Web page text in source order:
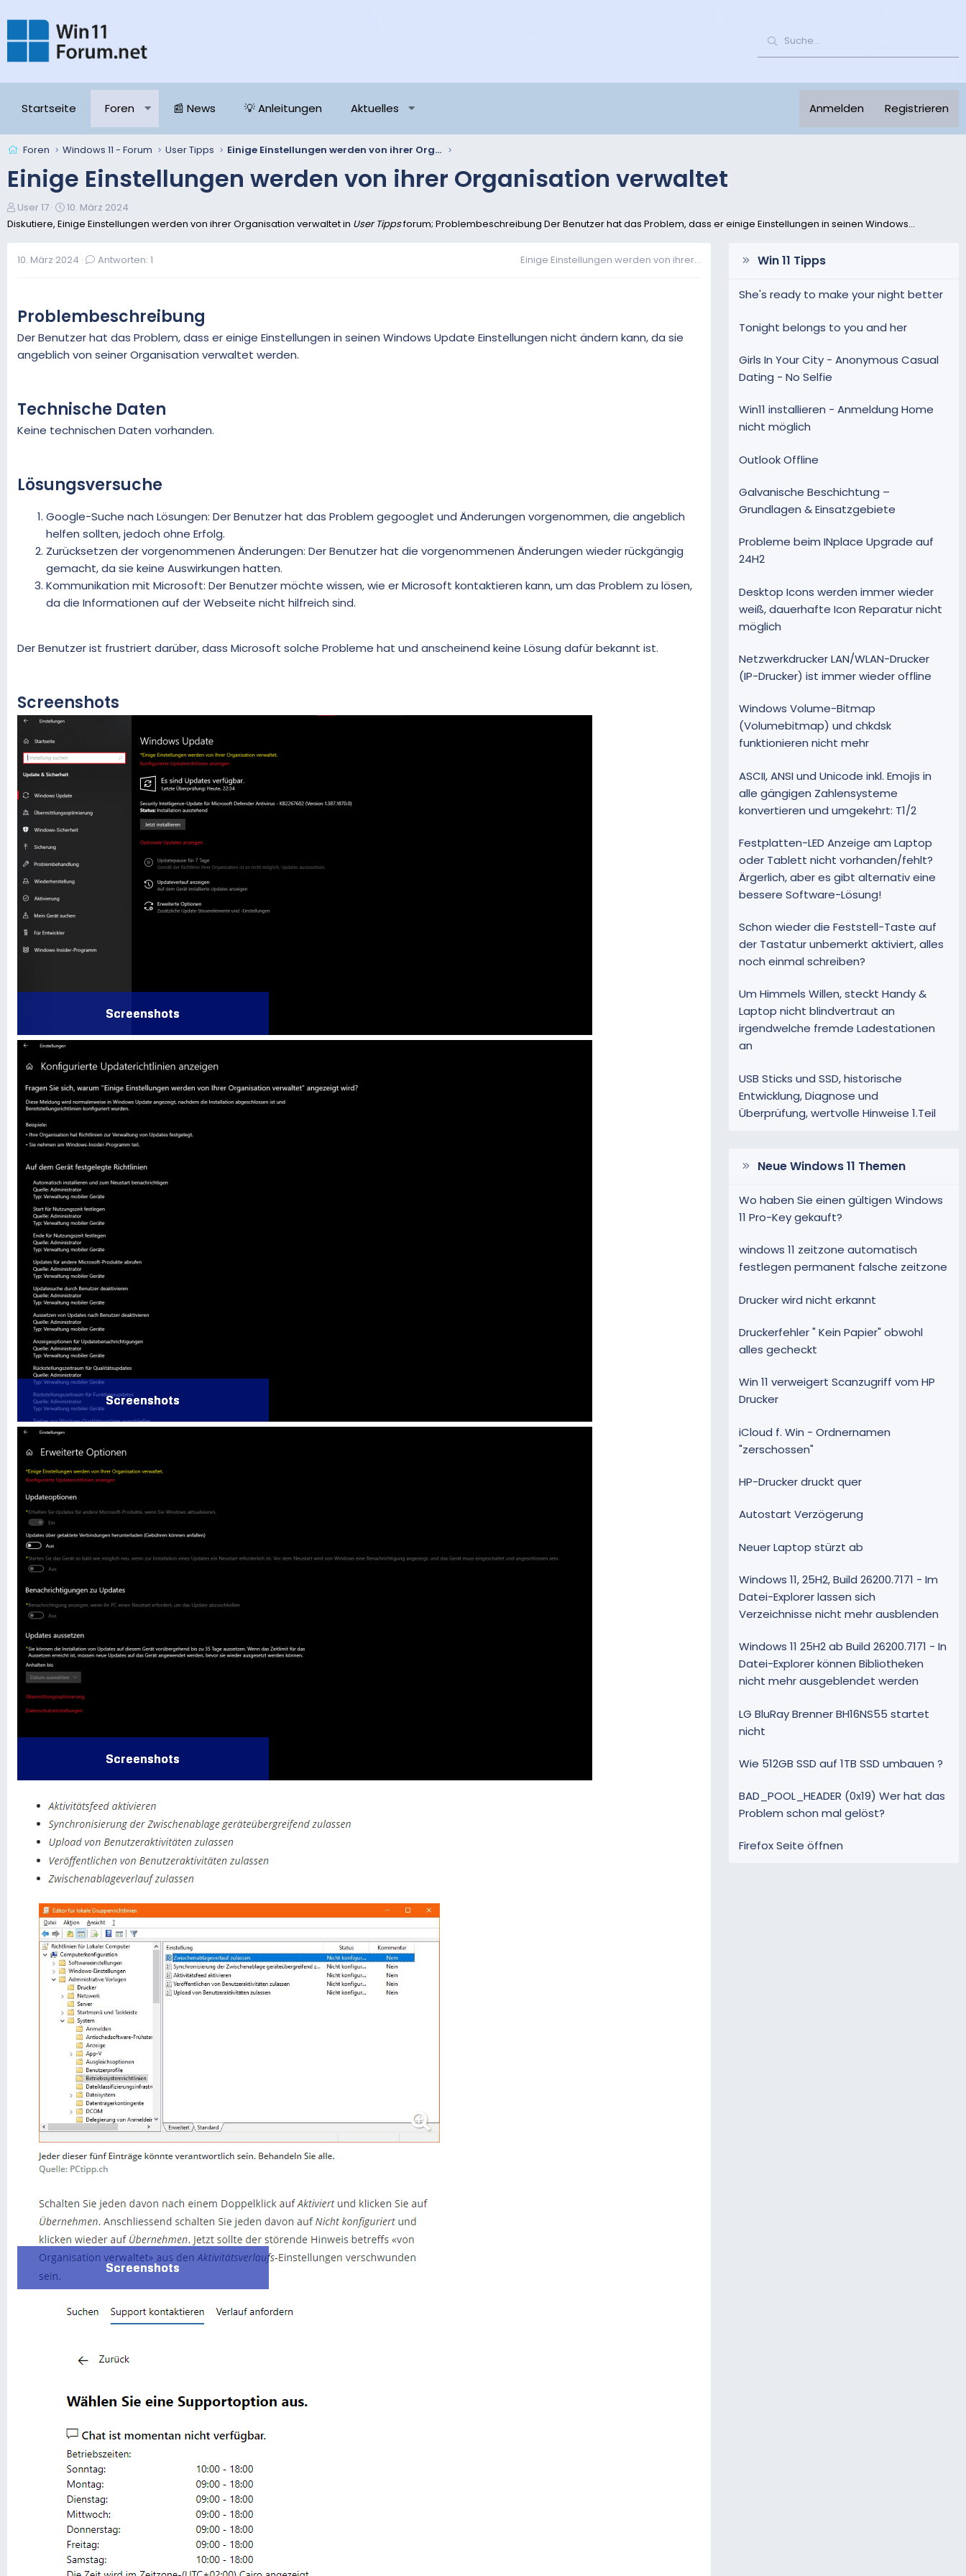
Startseite Foren 📰 News 💡 Anleitungen Aktuelles Anmelden Registrieren
Foren Windows 11 - Forum User Tipps Einige Einstellungen werden von ihrer Organisation verwaltet
Einige Einstellungen werden von ihrer Organisation verwaltet
E
r
e
e
r
User 17
E
r
e
a
m
10. März 2024
Diskutiere, Einige Einstellungen werden von ihrer Organisation verwaltet in User Tippsforum; Problembeschreibung Der Benutzer hat das Problem, dass er einige Einstellungen in seinen Windows...
10. März 2024 Antworten: 1 Einige Einstellungen werden von ihrer...
Problembeschreibung
Der Benutzer hat das Problem, dass er einige Einstellungen in seinen Windows Update Einstellungen nicht ändern kann, da sie
angeblich von seiner Organisation verwaltet werden.
Technische Daten
Keine technischen Daten vorhanden.
Lösungsversuche
Google-Suche nach Lösungen: Der Benutzer hat das Problem gegooglet und Änderungen vorgenommen, die angeblich
helfen sollten, jedoch ohne Erfolg.
Zurücksetzen der vorgenommenen Änderungen: Der Benutzer hat die vorgenommenen Änderungen wieder rückgängig
gemacht, da sie keine Auswirkungen hatten.
Kommunikation mit Microsoft: Der Benutzer möchte wissen, wie er Microsoft kontaktieren kann, um das Problem zu lösen,
da die Informationen auf der Webseite nicht hilfreich sind.
Der Benutzer ist frustriert darüber, dass Microsoft solche Probleme hat und anscheinend keine Lösung dafür bekannt ist.
Screenshots
Win 11 Tipps
She's ready to make your night better
Tonight belongs to you and her
Girls In Your City - Anonymous Casual
Dating - No Selfie
Win11 installieren - Anmeldung Home
nicht möglich
Outlook Offline
Galvanische Beschichtung –
Grundlagen & Einsatzgebiete
Probleme beim INplace Upgrade auf
24H2
Desktop Icons werden immer wieder
weiß, dauerhafte Icon Reparatur nicht
möglich
Netzwerkdrucker LAN/WLAN-Drucker
(IP-Drucker) ist immer wieder offline
Windows Volume-Bitmap
(Volumebitmap) und chkdsk
funktionieren nicht mehr
ASCII, ANSI und Unicode inkl. Emojis in
alle gängigen Zahlensysteme
konvertieren und umgekehrt: T1/2
Festplatten-LED Anzeige am Laptop
oder Tablett nicht vorhanden/fehlt?
Ärgerlich, aber es gibt alternativ eine
bessere Software-Lösung!
Schon wieder die Feststell-Taste auf
der Tastatur unbemerkt aktiviert, alles
noch einmal schreiben?
Um Himmels Willen, steckt Handy &
Laptop nicht blindvertraut an
irgendwelche fremde Ladestationen
an
USB Sticks und SSD, historische
Entwicklung, Diagnose und
Überprüfung, wertvolle Hinweise 1.Teil
Neue Windows 11 Themen
Wo haben Sie einen gültigen Windows
11 Pro-Key gekauft?
windows 11 zeitzone automatisch
festlegen permanent falsche zeitzone
Drucker wird nicht erkannt
Druckerfehler " Kein Papier" obwohl
alles gecheckt
Win 11 verweigert Scanzugriff vom HP
Drucker
iCloud f. Win - Ordnernamen
"zerschossen"
HP-Drucker druckt quer
Autostart Verzögerung
Neuer Laptop stürzt ab
Windows 11, 25H2, Build 26200.7171 - Im
Datei-Explorer lassen sich
Verzeichnisse nicht mehr ausblenden
Windows 11 25H2 ab Build 26200.7171 - In
Datei-Explorer können Bibliotheken
nicht mehr ausgeblendet werden
LG BluRay Brenner BH16NS55 startet
nicht
Wie 512GB SSD auf 1TB SSD umbauen ?
BAD_POOL_HEADER (0x19) Wer hat das
Problem schon mal gelöst?
Firefox Seite öffnen